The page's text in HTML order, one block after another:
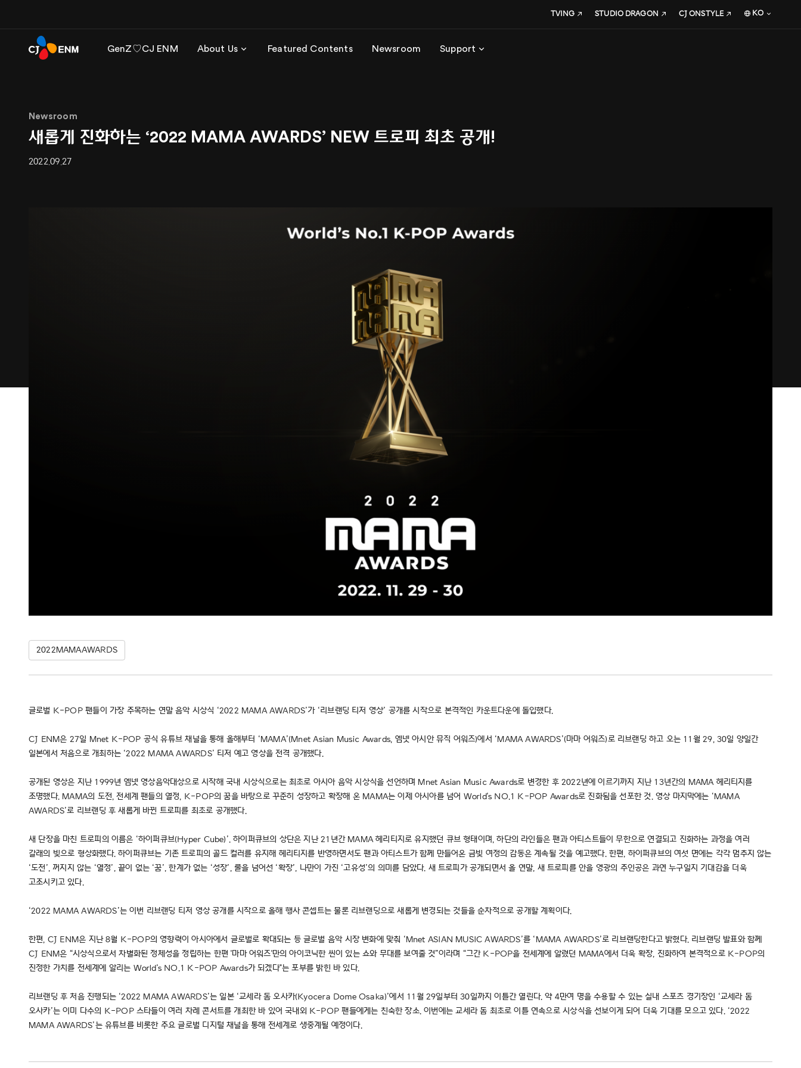
GenZ♡CJ ENM About Us Featured Contents Newsroom Support
TVING STUDIO DRAGON CJ ONSTYLE KO
Newsroom
새롭게 진화하는 ‘2022 MAMA AWARDS’ NEW 트로피 최초 공개!
2022.09.27
2022MAMAAWARDS
글로벌 K-POP 팬들이 가장 주목하는 연말 음악 시상식 ‘2022 MAMA AWARDS’가 ‘리브랜딩 티저 영상’ 공개를 시작으로 본격적인 카운트다운에 돌입했다.
CJ ENM은 27일 Mnet K-POP 공식 유튜브 채널을 통해 올해부터 ‘MAMA’(Mnet Asian Music Awards, 엠넷 아시안 뮤직 어워즈)에서 ‘MAMA AWARDS’(마마 어워즈)로 리브랜딩 하고 오는 11월 29, 30일 양일간
일본에서 처음으로 개최하는 ‘2022 MAMA AWARDS’ 티저 예고 영상을 전격 공개했다.
공개된 영상은 지난 1999년 엠넷 영상음악대상으로 시작해 국내 시상식으로는 최초로 아시아 음악 시상식을 선언하며 Mnet Asian Music Awards로 변경한 후 2022년에 이르기까지 지난 13년간의 MAMA 헤리티지를
조명했다. MAMA의 도전, 전세계 팬들의 열정, K-POP의 꿈을 바탕으로 꾸준히 성장하고 확장해 온 MAMA는 이제 아시아를 넘어 World's NO.1 K-POP Awards로 진화됨을 선포한 것. 영상 마지막에는 ‘MAMA
AWARDS’로 리브랜딩 후 새롭게 바뀐 트로피를 최초로 공개했다.
새 단장을 마친 트로피의 이름은 ‘하이퍼큐브(Hyper Cube)’. 하이퍼큐브의 상단은 지난 21년간 MAMA 헤리티지로 유지했던 큐브 형태이며, 하단의 라인들은 팬과 아티스트들이 무한으로 연결되고 진화하는 과정을 여러
갈래의 빛으로 형상화했다. 하이퍼큐브는 기존 트로피의 골드 컬러를 유지해 헤리티지를 반영하면서도 팬과 아티스트가 함께 만들어온 금빛 여정의 감동은 계속될 것을 예고했다. 한편, 하이퍼큐브의 여섯 면에는 각각 멈추지 않는
‘도전’, 꺼지지 않는 ‘열정’, 끝이 없는 ‘꿈’, 한계가 없는 ‘성장’, 룰을 넘어선 ‘확장’, 나만이 가진 ‘고유성’의 의미를 담았다. 새 트로피가 공개되면서 올 연말, 새 트로피를 안을 영광의 주인공은 과연 누구일지 기대감을 더욱
고조시키고 있다.
‘2022 MAMA AWARDS’는 이번 리브랜딩 티저 영상 공개를 시작으로 올해 행사 콘셉트는 물론 리브랜딩으로 새롭게 변경되는 것들을 순차적으로 공개할 계획이다.
한편, CJ ENM은 지난 8월 K-POP의 영향력이 아시아에서 글로벌로 확대되는 등 글로벌 음악 시장 변화에 맞춰 ‘Mnet ASIAN MUSIC AWARDS’를 ‘MAMA AWARDS’로 리브랜딩한다고 밝혔다. 리브랜딩 발표와 함께
CJ ENM은 “시상식으로서 차별화된 정체성을 정립하는 한편 '마마 어워즈'만의 아이코닉한 씬이 있는 쇼와 무대를 보여줄 것”이라며 “그간 K-POP을 전세계에 알렸던 MAMA에서 더욱 확장, 진화하여 본격적으로 K-POP의
진정한 가치를 전세계에 알리는 World's NO.1 K-POP Awards가 되겠다"는 포부를 밝힌 바 있다.
리브랜딩 후 처음 진행되는 ‘2022 MAMA AWARDS’는 일본 ‘교세라 돔 오사카(Kyocera Dome Osaka)’에서 11월 29일부터 30일까지 이틀간 열린다. 약 4만여 명을 수용할 수 있는 실내 스포츠 경기장인 ‘교세라 돔
오사카’는 이미 다수의 K-POP 스타들이 여러 차례 콘서트를 개최한 바 있어 국내외 K-POP 팬들에게는 친숙한 장소. 이번에는 교세라 돔 최초로 이틀 연속으로 시상식을 선보이게 되어 더욱 기대를 모으고 있다. ‘2022
MAMA AWARDS’는 유튜브를 비롯한 주요 글로벌 디지털 채널을 통해 전세계로 생중계될 예정이다.